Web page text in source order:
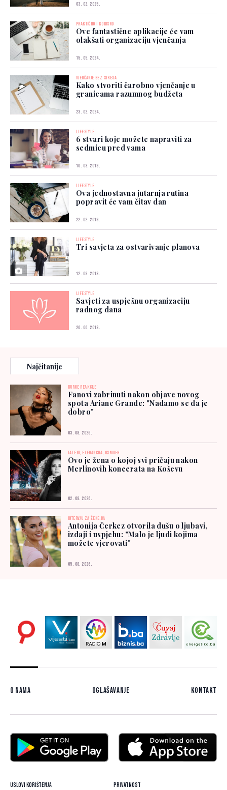
03. 02. 2025.
PRAKTIČNO I KORISNO
Ove fantastične aplikacije će vam
olakšati organizaciju vjenčanja
15. 05. 2024.
VJENČANJE BEZ STRESA
Kako stvoriti čarobno vjenčanje u
granicama razumnog budžeta
23. 02. 2024.
LIFESTYLE
6 stvari koje možete napraviti za
sedmicu pred vama
10. 03. 2019.
LIFESTYLE
Ova jednostavna jutarnja rutina
popravit će vam čitav dan
22. 02. 2019.
LIFESTYLE
Tri savjeta za ostvarivanje planova
12. 09. 2018.
LIFESTYLE
Savjeti za uspješnu organizaciju
radnog dana
20. 06. 2018.
Najčitanije
BURNE REAKCIJE
Fanovi zabrinuti nakon objave novog
spota Ariane Grande: "Nadamo se da je
dobro"
03. 08. 2026.
TALENT, ELEGANCIJA, OSMIJEH
Ovo je žena o kojoj svi pričaju nakon
Merlinovih koncerata na Koševu
02. 08. 2026.
INTERVJU ZA ŽENE.BA
Antonija Čerkez otvorila dušu o ljubavi,
izdaji i uspjehu: "Malo je ljudi kojima
možete vjerovati"
05. 08. 2026.
O nama Oglašavanje Kontakt
Uslovi korištenja Privatnost